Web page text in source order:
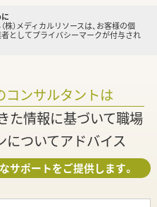
）メディカルリソースは、お客様の個
としてプライバシーマークが付与され
コンサルタントは
た情報に基づいて職場
ついてアドバイス
サポートをご提供します。